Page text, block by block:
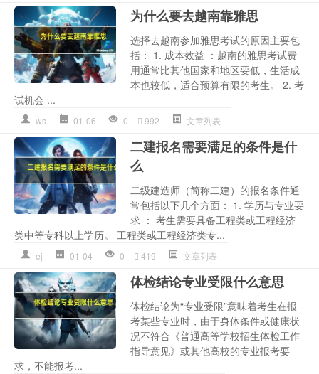
为什么要去越南靠雅思
选择去越南参加雅思考试的原因主要包
括： 1. 成本效益 ：越南的雅思考试费
用通常比其他国家和地区要低，生活成
本也较低，适合预算有限的考生。 2. 考
试机会 ...
ws 01-06 0 992 文章列表
二建报名需要满足的条件是什
么
二级建造师（简称二建）的报名条件通
常包括以下几个方面： 1. 学历与专业要
求 ： 考生需要具备工程类或工程经济
类中等专科以上学历。 工程类或工程经济类专...
ej 01-04 0 419 文章列表
体检结论专业受限什么意思
体检结论为“专业受限”意味着考生在报
考某些专业时，由于身体条件或健康状
况不符合《普通高等学校招生体检工作
指导意见》或其他高校的专业报考要
求，不能报考...